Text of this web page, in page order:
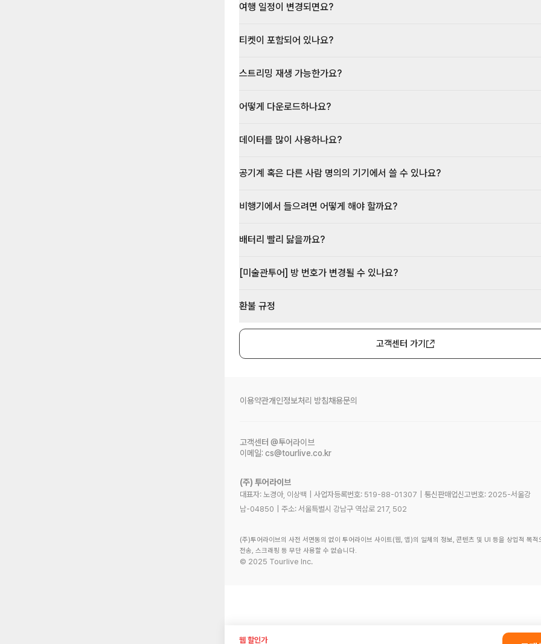
여행 일정이 변경되면요?
티켓이 포함되어 있나요?
스트리밍 재생 가능한가요?
어떻게 다운로드하나요?
데이터를 많이 사용하나요?
공기계 혹은 다른 사람 명의의 기기에서 쓸 수 있나요?
비행기에서 들으려면 어떻게 해야 할까요?
배터리 빨리 닳을까요?
[미술관투어] 방 번호가 변경될 수 있나요?
환불 규정
고객센터 가기
이용약관개인정보처리 방침채용문의
고객센터 @투어라이브
이메일: cs@tourlive.co.kr
(주) 투어라이브
대표자: 노경아, 이상백 사업자등록번호: 519-88-01307 통신판매업신고번호: 2025-서울강
남-04850
주소: 서울특별시 강남구 역삼로 217, 502
(주)투어라이브의 사전 서면동의 없이 투어라이브 사이트(웹, 앱)의 일체의 정보, 콘텐츠 및 UI 등을 상업적 목적
전송, 스크래핑 등 무단 사용할 수 없습니다.
© 2025 Tourlive Inc.
웹 할인가